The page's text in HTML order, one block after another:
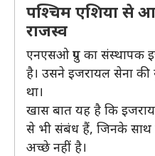
पश्चिम एशिया से
राजस्व
एनएसओ ग्रुप का संस्थापक
है। उसने इजरायल सेना की
था।
खास बात यह है कि
से भी संबंध हैं, जिनके
अच्छे नहीं है।